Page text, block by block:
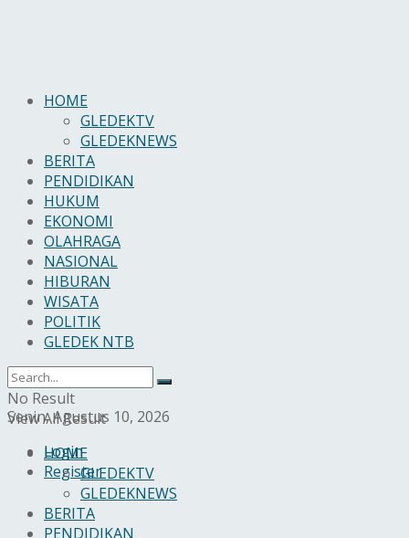
Senin, Agustus 10, 2026
Login
Register
HOME
GLEDEKTV
GLEDEKNEWS
BERITA
PENDIDIKAN
HUKUM
EKONOMI
OLAHRAGA
NASIONAL
HIBURAN
WISATA
POLITIK
GLEDEK NTB
No Result
View All Result
HOME
GLEDEKTV
GLEDEKNEWS
BERITA
PENDIDIKAN